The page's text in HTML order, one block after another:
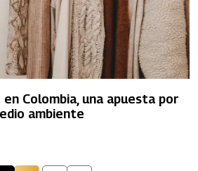
Colombia, una apuesta por
ambiente